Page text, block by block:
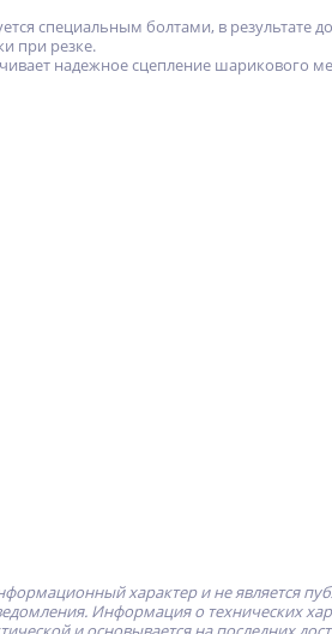
специальным болтами, в результате
при резке.
надежное сцепление шарикового
характер и не является
Информация о технических